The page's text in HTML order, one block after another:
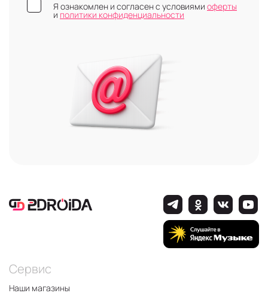
Я ознакомлен и согласен с условиями оферты
и политики конфиденциальности
Сервис
Наши магазины